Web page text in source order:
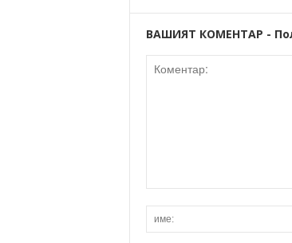
ВАШИЯТ КОМЕНТАР -